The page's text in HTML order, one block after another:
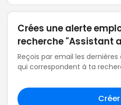
Crées une alerte
recherche "Assistant
Reçois par email les
qui correspondent à ta
Créer